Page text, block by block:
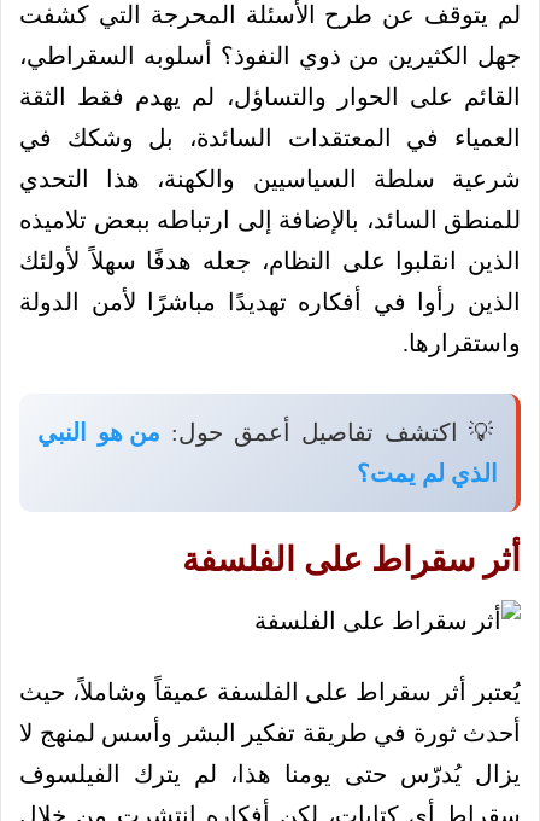
لم يتوقف عن طرح الأسئلة المحرجة التي كشفت
جهل الكثيرين من ذوي النفوذ؟ أسلوبه السقراطي،
القائم على الحوار والتساؤل، لم يهدم فقط الثقة
العمياء في المعتقدات السائدة، بل وشكك في
شرعية سلطة السياسيين والكهنة، هذا التحدي
للمنطق السائد، بالإضافة إلى ارتباطه ببعض تلاميذه
الذين انقلبوا على النظام، جعله هدفًا سهلاً لأولئك
الذين رأوا في أفكاره تهديدًا مباشرًا لأمن الدولة
واستقرارها.
💡 اكتشف تفاصيل أعمق حول: من هو النبي
الذي لم يمت؟
أثر سقراط على الفلسفة
يُعتبر أثر سقراط على الفلسفة عميقاً وشاملاً، حيث
أحدث ثورة في طريقة تفكير البشر وأسس لمنهج لا
يزال يُدرّس حتى يومنا هذا، لم يترك الفيلسوف
سقراط أي كتابات، لكن أفكاره انتشرت من خلال